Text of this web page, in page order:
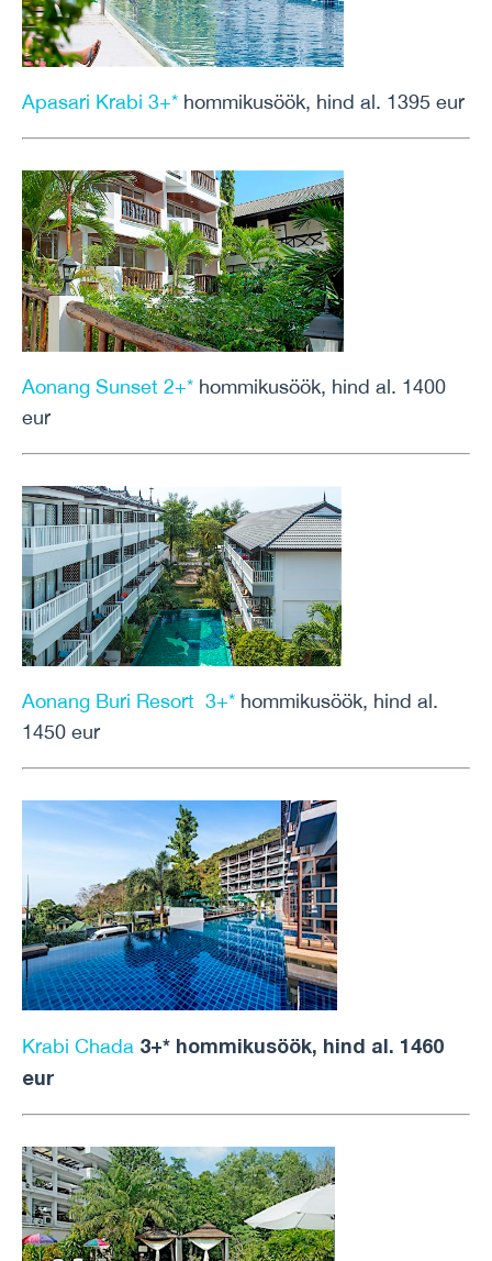
Apasari Krabi 3+* hommikusöök, hind al. 1395 eur
Aonang Sunset 2+* hommikusöök, hind al. 1400
eur
Aonang Buri Resort 3+* hommikusöök, hind al.
1450 eur
Krabi Chada 3+* hommikusöök, hind al. 1460
eur